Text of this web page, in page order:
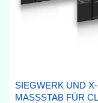
SIEGWERK UND
MASSSTAB FÜR